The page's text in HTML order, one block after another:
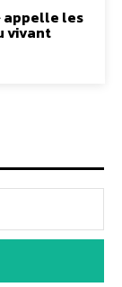
appelle les
vivant